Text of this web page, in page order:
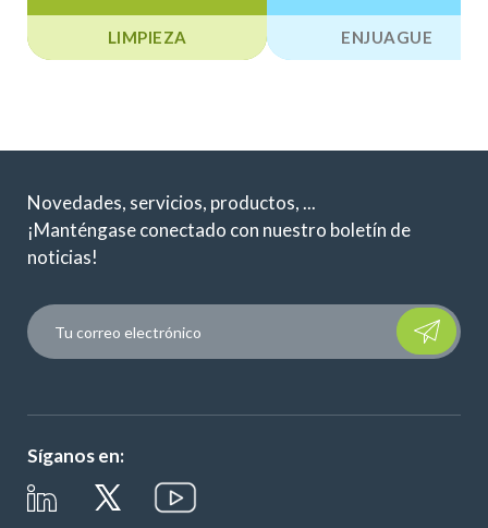
LIMPIEZA ENJUAGUE
Novedades, servicios, productos, ...
¡Manténgase conectado con nuestro boletín de
noticias!
Please
Síganos en: